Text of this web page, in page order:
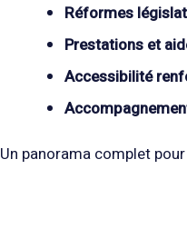
Réformes
Prestations et
Accessibilité
Un panorama complet